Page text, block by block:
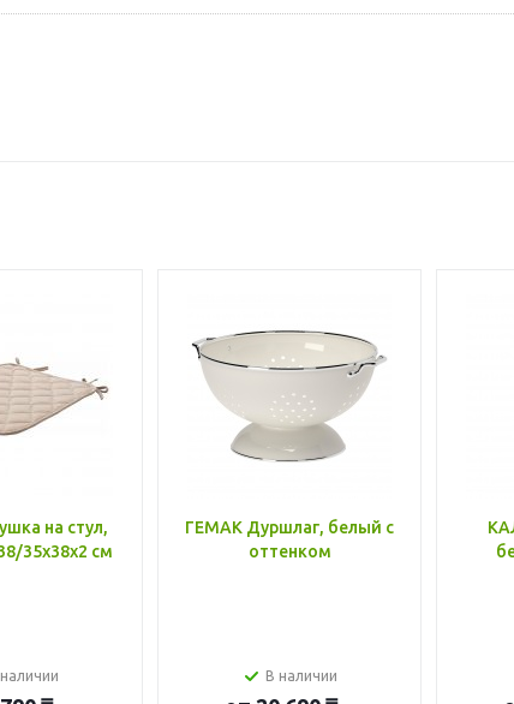
на стул,
35x38x2 см
ГЕМАК Дуршлаг, белый с
оттенком
В наличии